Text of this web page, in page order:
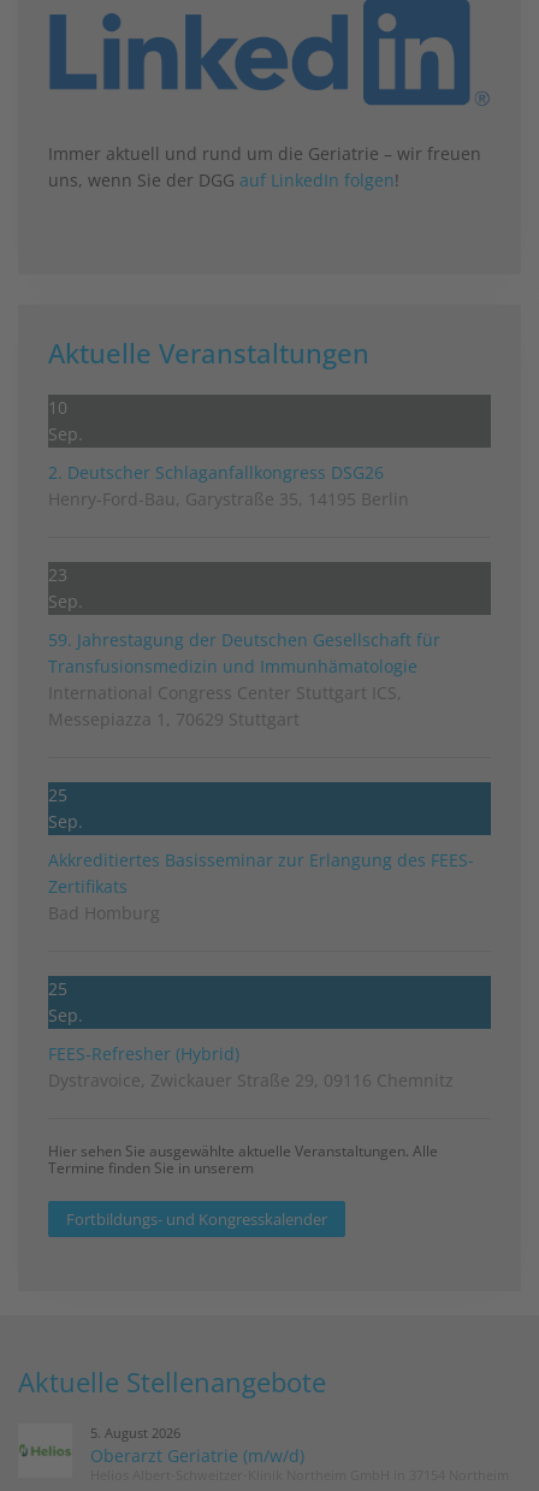
Immer aktuell und rund um die Geriatrie – wir freuen
uns, wenn Sie der DGG auf LinkedIn folgen!
Aktuelle Veranstaltungen
10
Sep.
2. Deutscher Schlag­anfall­kongress DSG26
Henry-Ford-Bau, Garystraße 35, 14195 Berlin
23
Sep.
59. Jahrestagung der Deutschen Gesellschaft für
Transfusionsmedizin und Immunhämatologie
International Congress Center Stuttgart ICS,
Messepiazza 1, 70629 Stuttgart
25
Sep.
Akkreditiertes Basisseminar zur Erlangung des FEES-
Zertifikats
Bad Homburg
25
Sep.
FEES-Refresher (Hybrid)
Dystravoice, Zwickauer Straße 29, 09116 Chemnitz
Hier sehen Sie ausgewählte aktuelle Veranstaltungen. Alle
Termine finden Sie in unserem
Fortbildungs- und Kongresskalender
Aktuelle Stellenangebote
5. August 2026
Oberarzt Geriatrie (m/w/d)